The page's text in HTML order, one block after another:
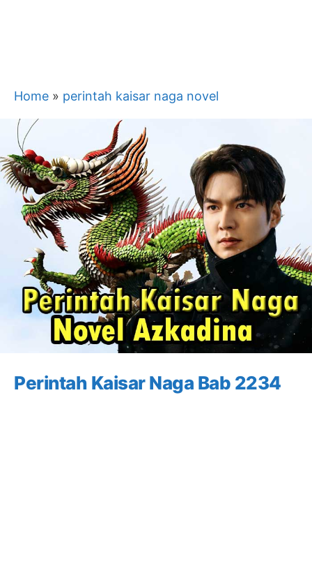
Home » perintah kaisar naga novel
Perintah Kaisar Naga Bab 2234